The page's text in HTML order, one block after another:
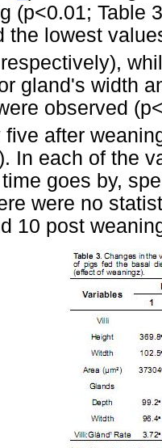
(p<0.01; Table
the lowest
gland's width
observed
five after
In each of the
goes by,
were no
10 post